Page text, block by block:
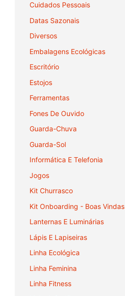
Cuidados Pessoais
Datas Sazonais
Diversos
Embalagens Ecológicas
Escritório
Estojos
Ferramentas
Fones De Ouvido
Guarda-Chuva
Guarda-Sol
Informática E Telefonia
Jogos
Kit Churrasco
Kit Onboarding - Boas Vindas
Lanternas E Luminárias
Lápis E Lapiseiras
Linha Ecológica
Linha Feminina
Linha Fitness